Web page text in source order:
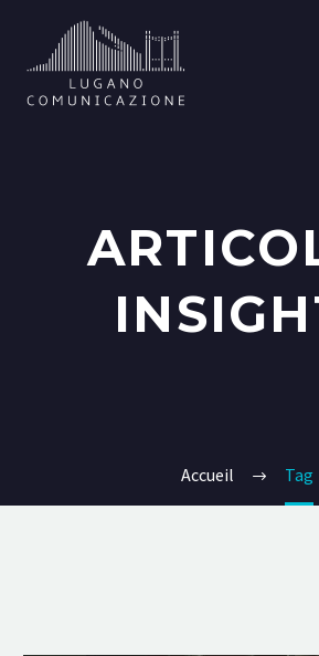
Accueil Tag